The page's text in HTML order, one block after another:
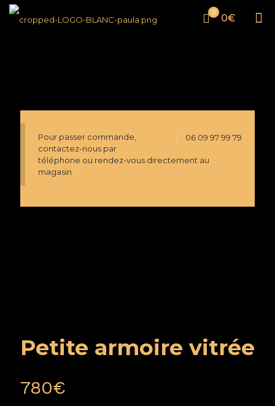
0 0€
06 09 97 99 79
Pour passer commande,
contactez-nous par
téléphone ou rendez-vous directement au
magasin
Petite armoire vitrée
780€